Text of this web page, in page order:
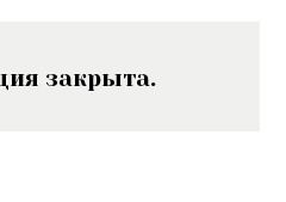
закрыта.